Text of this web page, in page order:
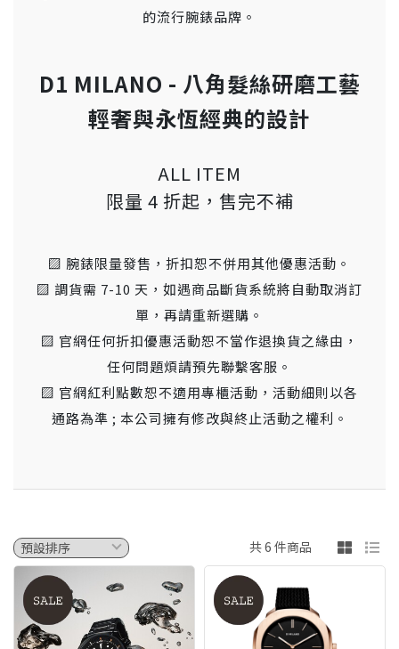
的流行腕錶品牌。
D1 MILANO - 八角髮絲研磨工藝
輕奢與永恆經典的設計
ALL ITEM
限量 4 折起，售完不補
▨ 腕錶限量發售，折扣恕不併用其他優惠活動。
▨ 調貨需 7-10 天，如遇商品斷貨系統將自動取消訂
單，再請重新選購。
▨ 官網任何折扣優惠活動恕不當作退換貨之緣由，
任何問題煩請預先聯繫客服。
▨ 官網紅利點數恕不適用專櫃活動，活動細則以各
通路為準 ; 本公司擁有修改與終止活動之權利。
共 6 件商品